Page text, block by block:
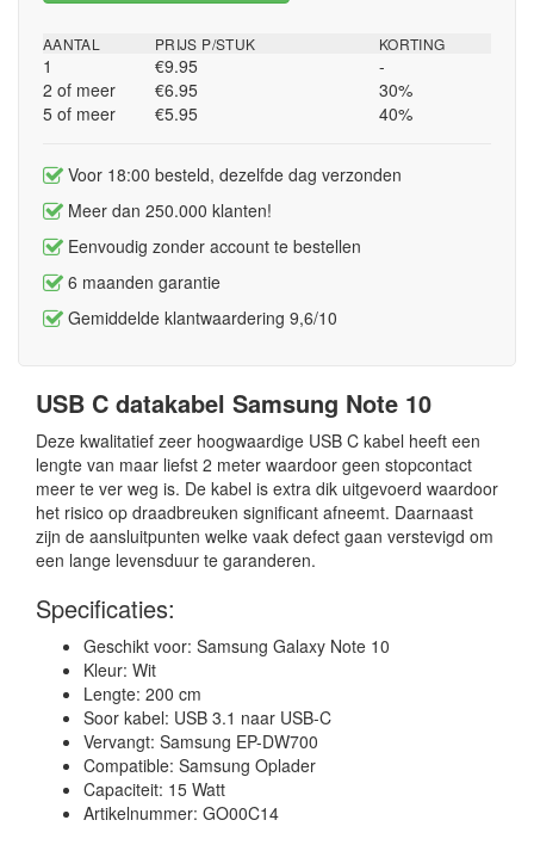
AANTAL
1
2 of meer
5 of meer
PRIJS P/STUK
€9.95
€6.95
€5.95
KORTING
-
30%
40%
Voor 18:00 besteld, dezelfde dag verzonden
Meer dan 250.000 klanten!
Eenvoudig zonder account te bestellen
6 maanden garantie
Gemiddelde klantwaardering 9,6/10
USB C datakabel Samsung Note 10
Deze kwalitatief zeer hoogwaardige USB C kabel heeft een
lengte van maar liefst 2 meter waardoor geen stopcontact
meer te ver weg is. De kabel is extra dik uitgevoerd waardoor
het risico op draadbreuken significant afneemt. Daarnaast
zijn de aansluitpunten welke vaak defect gaan verstevigd om
een lange levensduur te garanderen.
Specificaties:
Geschikt voor: Samsung Galaxy Note 10
Kleur: Wit
Lengte: 200 cm
Soor kabel: USB 3.1 naar USB-C
Vervangt: Samsung EP-DW700
Compatible: Samsung Oplader
Capaciteit: 15 Watt
Artikelnummer: GO00C14